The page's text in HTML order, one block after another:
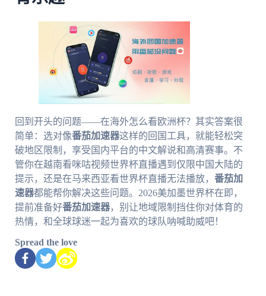
回到开头的问题——在海外怎么看欧洲杯？其实答案很
简单：选对像番茄加速器这样的回国工具，就能轻松突
破地区限制，享受国内平台的中文解说和高清赛事。不
管你在越南看咪咕视频世界杯直播遇到仅限中国大陆的
提示，还是在马来西亚看世界杯直播无法播放， 番茄加
速器都能帮你解决这些问题。2026美加墨世界杯在即，
提前准备好番茄加速器，别让地域限制挡住你对体育的
热情，和全球球迷一起为喜欢的球队呐喊助威吧！
Spread the love